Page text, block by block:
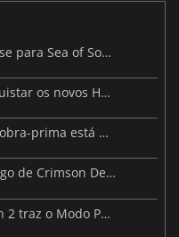
Hollow Knight: Silksong prepara-se para Sea of Sorrow com um patch
A Invasão dos Illuminados: Conquistar os novos Helldivers 2 Atualização!
GTA VI: Para além dos atrasos, a obra-prima está quase a chegar
Pearl Abyss revela imagens de jogo de Crimson Desert para a PS5
A atualização da Nintendo Switch 2 traz o Modo Portátil aos jogos mais antigos da Switch